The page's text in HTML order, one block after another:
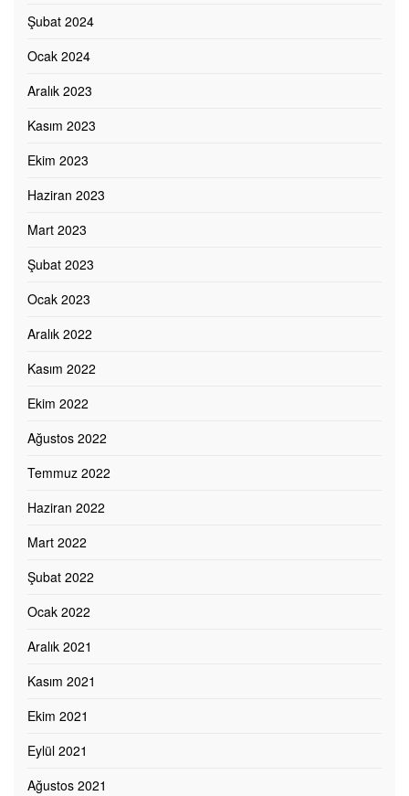
Şubat 2024
Ocak 2024
Aralık 2023
Kasım 2023
Ekim 2023
Haziran 2023
Mart 2023
Şubat 2023
Ocak 2023
Aralık 2022
Kasım 2022
Ekim 2022
Ağustos 2022
Temmuz 2022
Haziran 2022
Mart 2022
Şubat 2022
Ocak 2022
Aralık 2021
Kasım 2021
Ekim 2021
Eylül 2021
Ağustos 2021